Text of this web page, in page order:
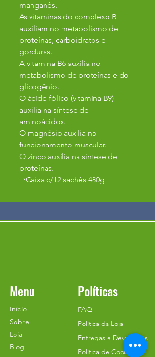
manganês.
As vitaminas do complexo B
auxiliam no metabolismo de
proteínas, carboidratos e
gorduras.
A vitamina B6 auxilia no
metabolismo de proteínas e do
glicogênio.
O ácido fólico (vitamina B9)
auxilia na síntese de
aminoácidos.
O magnésio auxilia no
funcionamento muscular.
O zinco auxilia na síntese de
proteínas.
⇀Caixa c/12 sachês 480g
Menu
Início
Sobre
Loja
Blog
Políticas
FAQ
Política da Loja
Entregas e Devoluções
Política de Cookies